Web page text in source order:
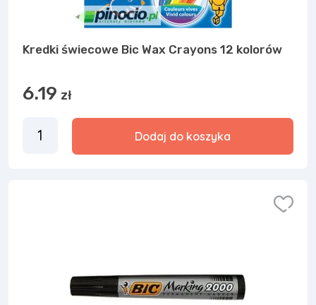
Kredki świecowe Bic Wax Crayons 12 kolorów
6.19 zł
Dodaj do koszyka